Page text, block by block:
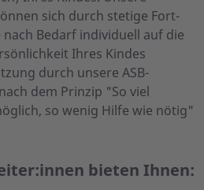
sich durch stetige Fort-
Bedarf individuell auf die
Ihres Kindes
durch unsere ASB-
dem Prinzip "So viel
so wenig Hilfe wie nötig"
bieten Ihnen: